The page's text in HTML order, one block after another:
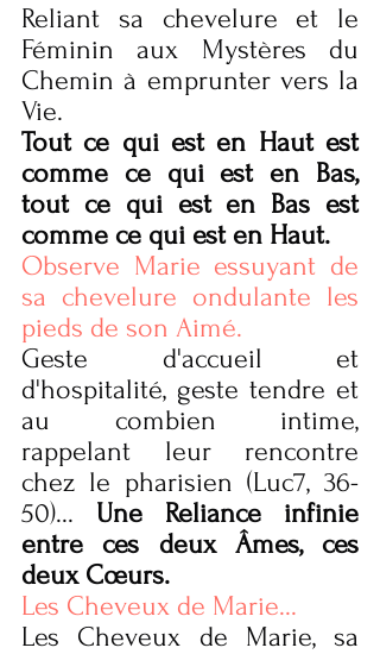
Reliant sa chevelure et le
Féminin aux Mystères du
Chemin à emprunter vers la
Vie.
Tout ce qui est en Haut est
comme ce qui est en Bas,
tout ce qui est en Bas est
comme ce qui est en Haut.
Observe Marie essuyant de
sa chevelure ondulante les
pieds de son Aimé.
Geste d'accueil et
d'hospitalité, geste tendre et
au combien intime,
rappelant leur rencontre
chez le pharisien (Luc7, 36-
50)... Une Reliance infinie
entre ces deux Âmes, ces
deux Cœurs.
Les Cheveux de Marie...
Les Cheveux de Marie, sa